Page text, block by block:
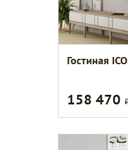
Гостиная
158 470